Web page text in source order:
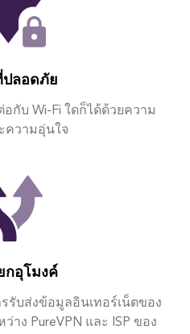
ปลอดภัย
กับ Wi-Fi ใดก็ได้ด้วยความ
ความอุ่นใจ
กอุโมงค์
รับส่งข้อมูลอินเทอร์เน็ตของ
ง PureVPN และ ISP ของ